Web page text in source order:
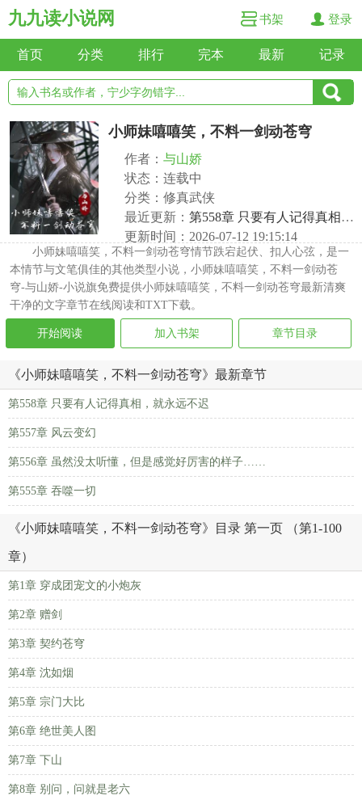
九九读小说网 书架 登录
首页 分类 排行 完本 最新 记录
小师妹嘻嘻笑，不料一剑动苍穹
作者： 与山娇
状态：连载中
分类：修真武侠
最近更新： 第558章 只要有人记得真相，就永远不迟
更新时间：2026-07-12 19:15:14
小师妹嘻嘻笑，不料一剑动苍穹情节跌宕起伏、扣人心弦，是一
本情节与文笔俱佳的其他类型小说，小师妹嘻嘻笑，不料一剑动苍
穹-与山娇-小说旗免费提供小师妹嘻嘻笑，不料一剑动苍穹最新清爽
干净的文字章节在线阅读和TXT下载。
开始阅读 加入书架 章节目录
《小师妹嘻嘻笑，不料一剑动苍穹》最新章节
第558章 只要有人记得真相，就永远不迟
第557章 风云变幻
第556章 虽然没太听懂，但是感觉好厉害的样子……
第555章 吞噬一切
《小师妹嘻嘻笑，不料一剑动苍穹》目录 第一页 （第1-100
章）
第1章 穿成团宠文的小炮灰
第2章 赠剑
第3章 契约苍穹
第4章 沈如烟
第5章 宗门大比
第6章 绝世美人图
第7章 下山
第8章 别问，问就是老六